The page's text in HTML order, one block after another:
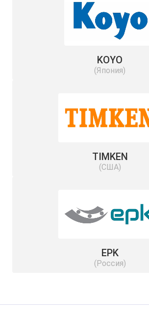
KOYO
(Япония)
TIMKEN
(США)
EPK
(Россия)